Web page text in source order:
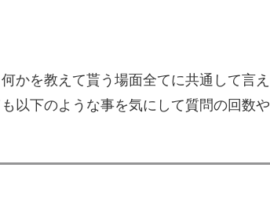
かを教えて貰う場面全てに共通して言え
以下のような事を気にして質問の回数や